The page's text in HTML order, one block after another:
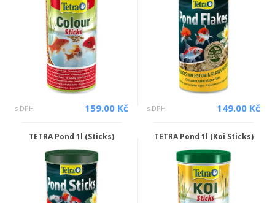
s DPH 159.00 Kč s DPH 149.00 Kč
TETRA Pond 1l (Sticks) TETRA Pond 1l (Koi Sticks)